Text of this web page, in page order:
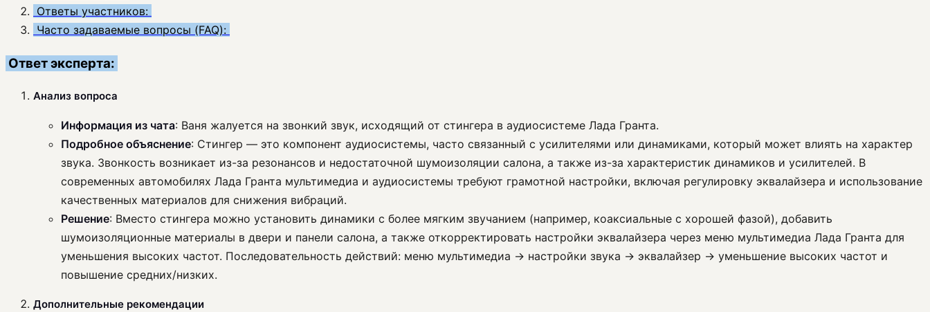
Ответы участников:
Часто задаваемые вопросы (FAQ):
Ответ эксперта:
Анализ вопроса
Информация из чата: Ваня жалуется на звонкий звук, исходящий от стингера в аудиосистеме Лада Гранта.
Подробное объяснение: Стингер — это компонент аудиосистемы, часто связанный с усилителями или динамиками, который может влиять на характер
звука. Звонкость возникает из-за резонансов и недостаточной шумоизоляции салона, а также из-за характеристик динамиков и усилителей. В
современных автомобилях Лада Гранта мультимедиа и аудиосистемы требуют грамотной настройки, включая регулировку эквалайзера и использование
качественных материалов для снижения вибраций.
Решение: Вместо стингера можно установить динамики с более мягким звучанием (например, коаксиальные с хорошей фазой), добавить
шумоизоляционные материалы в двери и панели салона, а также откорректировать настройки эквалайзера через меню мультимедиа Лада Гранта для
уменьшения высоких частот. Последовательность действий: меню мультимедиа → настройки звука → эквалайзер → уменьшение высоких частот и
повышение средних/низких.
Дополнительные рекомендации